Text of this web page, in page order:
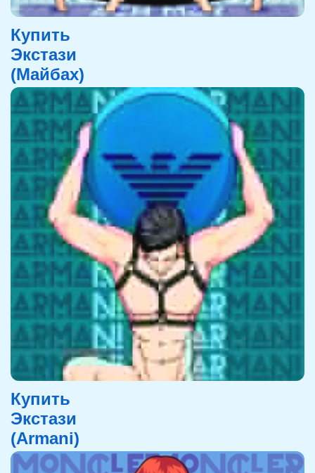
Купить
Экстази
(Майбах)
Купить
Экстази
(Armani)